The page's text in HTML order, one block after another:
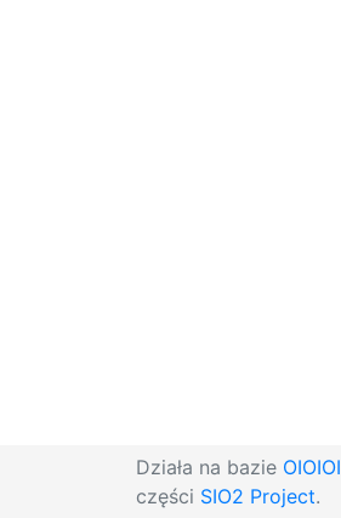
Działa na bazie OIOIOI
części SIO2 Project.